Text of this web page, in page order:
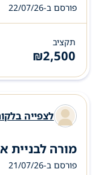
פורסם ב-22/07/26
תקציב
₪2,500
לצפייה
מורה לבניית
פורסם ב-21/07/26